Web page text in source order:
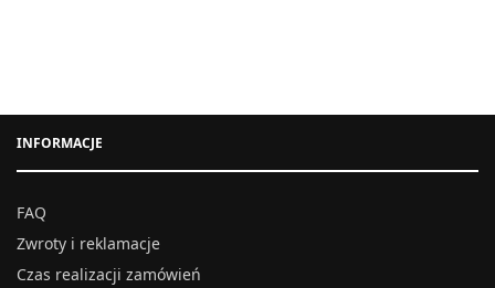
INFORMACJE
FAQ
Zwroty i reklamacje
Czas realizacji zamówień